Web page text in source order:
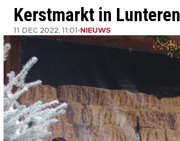
Kerstmarkt in Lunteren
11 DEC 2022, 11:01•NIEUWS